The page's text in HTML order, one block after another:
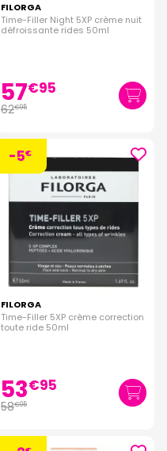
FILORGA
Time-Filler Night 5XP crème nuit
défroissante rides 50ml
57€95
62€95
-5€
FILORGA
Time-Filler 5XP crème correction
toute ride 50ml
53€95
58€95